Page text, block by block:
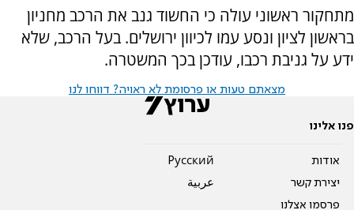
מתחקור ראשוני עולה כי החשוד גנב את הרכב מחניון
בראשון לציון ונסע עמו לכיוון ירושלים. בעל הרכב, שלא
ידע על גניבת רכבו, עודכן בכך המשטרה.
מצאתם טעות או פרסומת לא ראויה? דווחו לנו
פנו אלינו
אודות
יצירת קשר
פרסמו אצלנו
Pусский
عربية